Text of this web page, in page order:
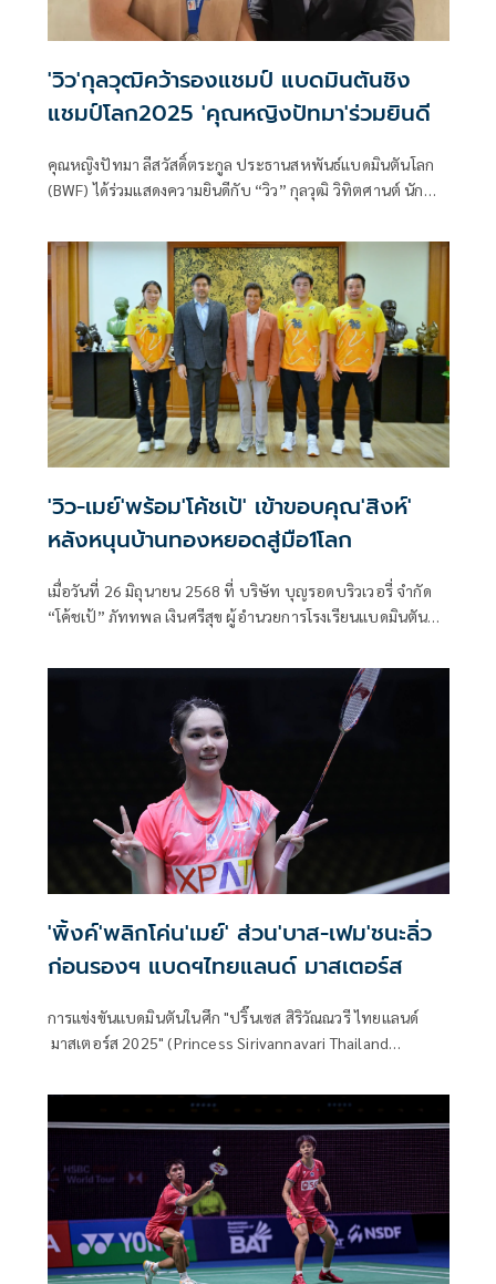
'วิว'กุลวุฒิคว้ารองแชมป์ แบดมินตันชิง
แชมป์โลก2025 'คุณหญิงปัทมา'ร่วมยินดี
คุณหญิงปัทมา ลีสวัสดิ์ตระกูล ประธานสหพันธ์แบดมินตันโลก
(BWF) ได้ร่วมแสดงความยินดีกับ “วิว” กุลวุฒิ วิทิตศานต์ นัก
ชนะเลิศศึกชิงแชมป์โลก 2025 ที่กรุงปารีส ซึ่งถือเป็นเกียรติ
อย่างยิ่งสำหรับนักกีฬาที่ได้รับเหรียญรางวัลจากประธาน
สหพันธ์แบดมินตันโลก ด้วยตนเอง
'วิว-เมย์'พร้อม'โค้ชเป้' เข้าขอบคุณ'สิงห์'
หลังหนุนบ้านทองหยอดสู่มือ1โลก
เมื่อวันที่ 26 มิถุนายน 2568 ที่ บริษัท บุญรอดบริวเวอรี่ จํากัด
“โค้ชเป้” ภัททพล เงินศรีสุข ผู้อำนวยการโรงเรียนแบดมินตัน
แบดมินตันชายมืออันดับ 1 ของโลก และ “เมย์” รัชนก อินทน
นท์ นักแบดมินตันหญิงมืออันดับ 10 ของโลก เดินทางเข้า
ขอบคุณ คุณสันติ ภิรมย์ภักดี ประธานกรรมการบริหาร บริษัท
บุญรอดบริวเวอรี่ จำกัด, คุณภูริต ภิรมย์ภักดี กรรมการผู้จัดการ
ใหญ่ บริษัท บุญรอดบริวเวอรี่ จำกัด และคุณปิติ ภิรมย์ภักดี
กรรมการรองกรรมการผู้จัดการใหญ่ บริษัท บุญรอดบริวเวอรี่
จำกัด โดย “สิงห์” ให้การสนับสนุนโรงเรียนแบดมินตันบ้านทอง
หยอดมาอย่างต่อเนื่องตั้งแต่ปี 2555 จนนักกีฬาสามารถก้าวขึ้น
สู่ตำแหน่งมืออันดับ 1 ของโลกได้ทั้งประเภทชายและหญิง
'พิ้งค์'พลิกโค่น'เมย์' ส่วน'บาส-เฟม'ชนะลิ่ว
ก่อนรองฯ แบดฯไทยแลนด์ มาสเตอร์ส
การแข่งขันแบดมินตันในศึก "ปริ๊นเซส สิริวัณณวรี ไทยแลนด์
มาสเตอร์ส 2025" (Princess Sirivannavari Thailand
ฟ้าสิริวัณณวรี นารีรัตนราชกัญญา ทัวร์นาเมนท์เก็บคะแนน
สะสมอันดับโลกที่ได้การรับรองจากสหพันธ์แบดมินตันโลก
(BWF) ทัวร์นาเมนต์ระดับบีดับเบิลยูเอฟ เวิลด์ทัวร์ ซูเปอร์ 300
ชิงเงินรางวัลรวม 240,000 เหรียญสหรัฐ หรือประมาณ
8,160,000 บาท ที่ อาคารนิมิบุตร สนามกีฬาแห่งชาติ มื่อวัน
พฤหัสบดีที่ 30 ม.ค.68 เป็นการแข่งขันในรอบสอง